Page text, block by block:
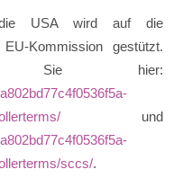
die USA wird auf die
Kommission gestützt.
Sie hier:
und
sccs/.